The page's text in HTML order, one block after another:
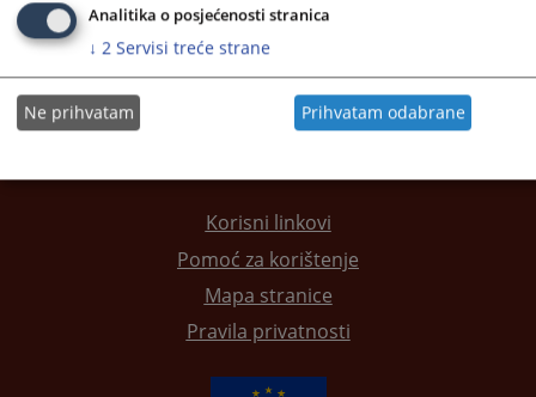
Adresar pravosudnih institucija
Korisni linkovi
Pomoć za korištenje
Mapa stranice
Pravila privatnosti
Analitika o posjećenosti stranica
↓ 2 Servisi treće strane
Ne prihvatam Prihvatam odabrane